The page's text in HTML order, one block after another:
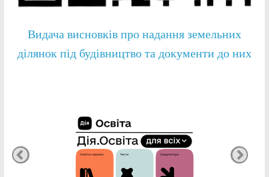
Видача висновків про надання земельних
ділянок під будівництво та документи до них